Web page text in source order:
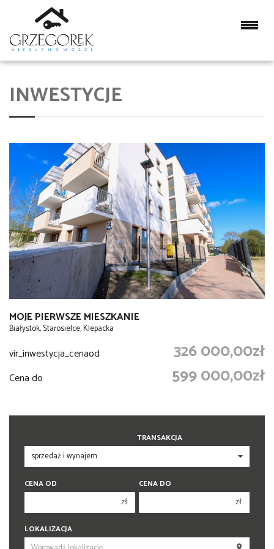
INWESTYCJE
MOJE PIERWSZE MIESZKANIE
Białystok, Starosielce, Klepacka
vir_inwestycja_cenaod 326 000,00zł
Cena do 599 000,00zł
TRANSAKCJA
CENA OD
zł
200 000 zł
CENA DO
zł
200 000 zł
LOKALIZACJA